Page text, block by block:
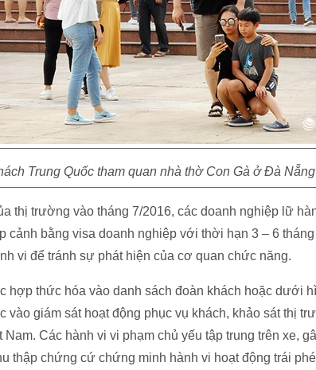
Trung Quốc tham quan nhà thờ Con Gà ở Đà
thị trường vào tháng 7/2016, các doanh nghiệp lữ
cảnh bằng visa doanh nghiệp với thời hạn 3 – 6
vi để tránh sự phát hiện của cơ quan chức năng.
hợp thức hóa vào danh sách đoàn khách hoặc dưới
vào giám sát hoạt động phục vụ khách, khảo sát thị
Nam. Các hành vi vi phạm chủ yếu tập trung trên xe,
thập chứng cứ chứng minh hành vi hoạt động trái